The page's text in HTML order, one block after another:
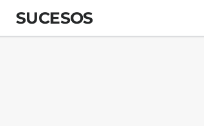
SUCESOS